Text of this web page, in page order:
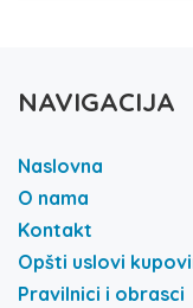
NAVIGACIJA
Naslovna
O nama
Kontakt
Opšti uslovi
Pravilnici i obrasci